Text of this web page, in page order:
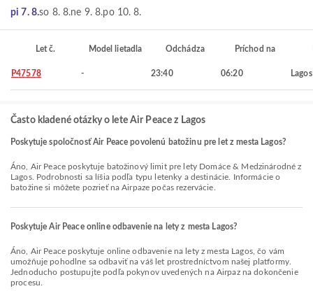
pi 7. 8.so 8. 8.ne 9. 8.po 10. 8.
Let č. Model lietadla Odchádza Príchod na
P47578 - 23:40 06:20 Lagos
Často kladené otázky o lete Air Peace z Lagos
Poskytuje spoločnosť Air Peace povolenú batožinu pre let z mesta Lagos?
Áno, Air Peace poskytuje batožinový limit pre lety Domáce & Medzinárodné z
Lagos. Podrobnosti sa líšia podľa typu letenky a destinácie. Informácie o
batožine si môžete pozrieť na Airpaze počas rezervácie.
Poskytuje Air Peace online odbavenie na lety z mesta Lagos?
Áno, Air Peace poskytuje online odbavenie na lety z mesta Lagos, čo vám
umožňuje pohodlne sa odbaviť na váš let prostredníctvom našej platformy.
Jednoducho postupujte podľa pokynov uvedených na Airpaz na dokončenie
procesu.